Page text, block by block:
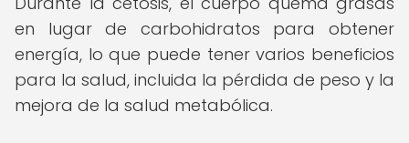
en lugar de carbohidratos para obtener
energía, lo que puede tener varios beneficios
para la salud, incluida la pérdida de peso y la
mejora de la salud metabólica.